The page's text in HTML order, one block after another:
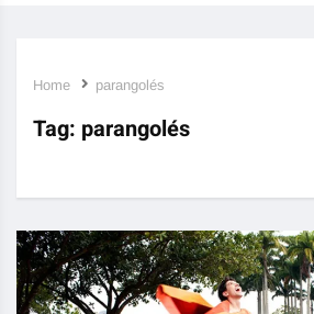
Home parangolés
Tag: parangolés